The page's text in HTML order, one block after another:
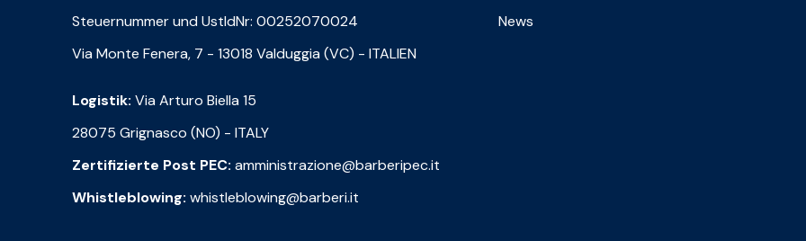
Steuernummer und UstIdNr: 00252070024
Via Monte Fenera, 7 - 13018 Valduggia (VC) - ITALIEN
Logistik: Via Arturo Biella 15
28075 Grignasco (NO) - ITALY
Zertifizierte Post PEC: amministrazione@barberipec.it
Whistleblowing: whistleblowing@barberi.it
News